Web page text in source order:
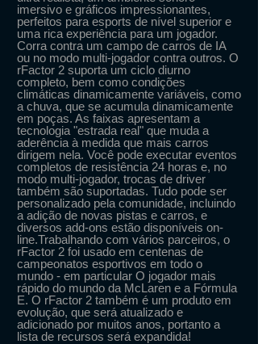
imersivo e gráficos impressionantes,
perfeitos para esports de nível superior e
uma rica experiência para um jogador.
Corra contra um campo de carros de IA
ou no modo multi-jogador contra outros. O
rFactor 2 suporta um ciclo diurno
completo, bem como condições
climáticas dinamicamente variáveis, como
a chuva, que se acumula dinamicamente
em poças. As faixas apresentam a
tecnologia "estrada real" que muda a
aderência à medida que mais carros
dirigem nela. Você pode executar eventos
completos de resistência 24 horas e, no
modo multi-jogador, trocas de driver
também são suportadas. Tudo pode ser
personalizado pela comunidade, incluindo
a adição de novas pistas e carros, e
diversos add-ons estão disponíveis on-
line.Trabalhando com vários parceiros, o
rFactor 2 foi usado em centenas de
campeonatos esportivos em todo o
mundo - em particular O jogador mais
rápido do mundo da McLaren e a Fórmula
E. O rFactor 2 também é um produto em
evolução, que será atualizado e
adicionado por muitos anos, portanto a
lista de recursos será expandida!